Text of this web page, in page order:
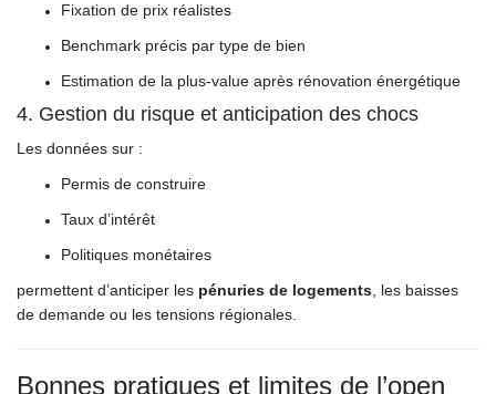
Fixation de prix réalistes
Benchmark précis par type de bien
Estimation de la plus-value après rénovation énergétique
4. Gestion du risque et anticipation des chocs
Les données sur :
Permis de construire
Taux d’intérêt
Politiques monétaires
permettent d’anticiper les pénuries de logements , les baisses
de demande ou les tensions régionales.
Bonnes pratiques et limites de l’open